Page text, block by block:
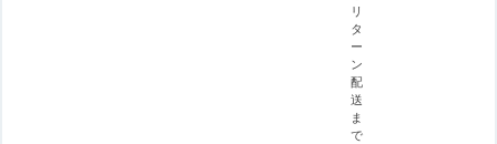
リ
タ
ー
ン
配
送
ま
で